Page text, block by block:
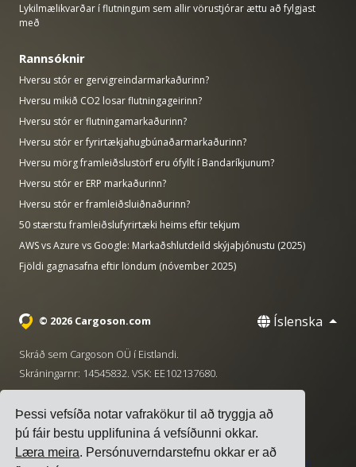
Þessi vefsíða notar vafrakökur til að tryggja að
þú fáir bestu upplifunina á vefsíðunni okkar.
Læra meira. Persónuverndarstefnu okkar er að
Lykilmælikvarðar í flutningum sem allir vörustjórar ættu að fylgjast
með
Rannsóknir
Hversu stór er gervigreindarmarkaðurinn?
Hversu mikið CO2 losar flutningageirinn?
Hversu stór er flutningamarkaðurinn?
Hversu stór er fyrirtækjahugbúnaðarmarkaðurinn?
Hversu mörg framleiðslustörf eru ófyllt í Bandaríkjunum?
Hversu stór er ERP markaðurinn?
Hversu stór er framleiðsluiðnaðurinn?
50 stærstu framleiðslufyrirtæki heims eftir tekjum
AWS vs Azure vs Google: Markaðshlutdeild skýjaþjónustu (2025)
Fjöldi gagnasafna eftir löndum (nóvember 2025)
© 2026 Cargoson.com Íslenska
Skráð sem Cargoson OÜ í Eistlandi.
Skráningarnr: 14545832. VSK: EE102137680.
+372 5555 0028
· hello@cargoson.com
Þjónustuskilmálar Stefna um